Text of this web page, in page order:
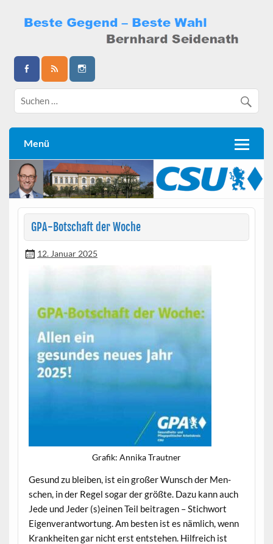
content
Bernhard Seidenath
Menü
GPA-Botschaft der Woche
12. Januar 2025
Grafik: Anni­ka Trautner
Gesund zu bleiben, ist ein großer Wun­sch der Men­
schen, in der Regel sog­ar der größte. Dazu kann auch
Jede und Jed­er (s)einen Teil beitra­gen – Stich­wort
Eigen­ver­ant­wor­tung. Am besten ist es näm­lich, wenn
Krankheit­en gar nicht erst entste­hen. Hil­fre­ich ist